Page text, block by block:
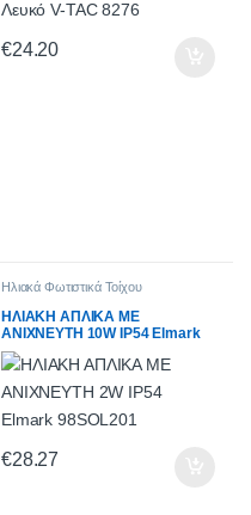
€24.20
Ηλιακά Φωτιστικά Τοίχου
ΗΛΙΑΚΗ ΑΠΛΙΚΑ ΜΕ
ΑΝΙΧΝΕΥΤΗ 10W IP54 Elmark
98SOL201
€28.27